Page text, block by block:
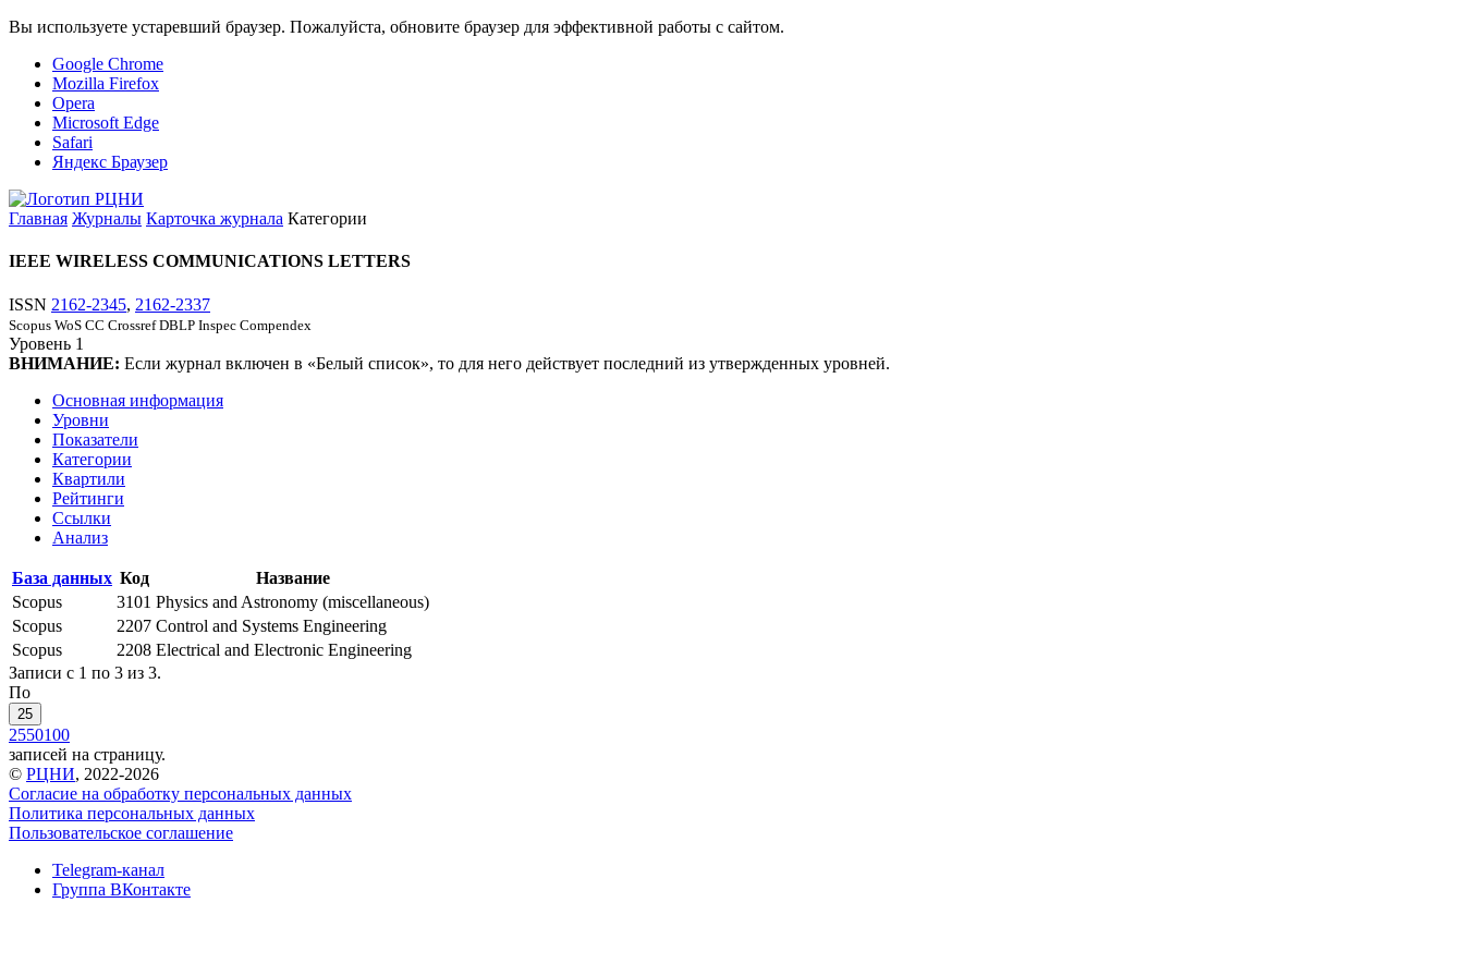
Вы используете устаревший браузер. Пожалуйста, обновите браузер для эффективной работы с сайтом.
Google Chrome
Mozilla Firefox
Opera
Microsoft Edge
Safari
Яндекс Браузер
Главная Журналы Карточка журнала Категории
IEEE WIRELESS COMMUNICATIONS LETTERS
ISSN 2162-2345, 2162-2337
Scopus WoS CC Crossref DBLP Inspec Compendex
Уровень 1
ВНИМАНИЕ: Если журнал включен в «Белый список», то для него действует последний из утвержденных уровней.
Основная информация
Уровни
Показатели
Категории
Квартили
Рейтинги
Ссылки
Анализ
База данных Код
Название
Scopus
3101 Physics and Astronomy (miscellaneous)
Scopus
2207 Control and Systems Engineering
Scopus
2208 Electrical and Electronic Engineering
Записи с 1 по 3 из 3.
По
25
2550100
записей на страницу.
© РЦНИ, 2022-2026
Согласие на обработку персональных данных
Политика персональных данных
Пользовательское соглашение
Telegram-канал
Группа ВКонтакте